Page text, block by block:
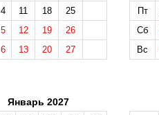
4 11 18
25
5 12 19
26
6 13 20 27
Пт
Сб
Вс
Январь 2027